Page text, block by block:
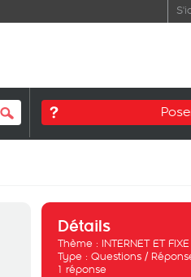
Détails
Thème : INTERNET ET
Type : Questions /
1 réponse